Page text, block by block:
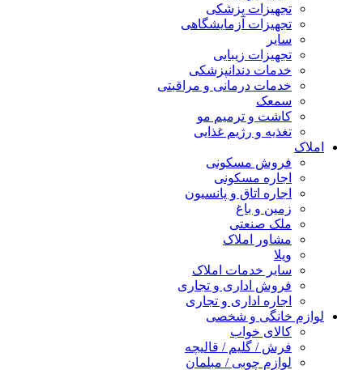
تجهیزات پزشکی
تجهیزات آزمایشگاهی
سایر
تجهیزات زیبایی
خدمات دندانپزشکی
خدمات درمانی و مراقبتی
سمعک
کاشت و ترمیم مو
تغذیه و رژیم غذایی
املاک
فروش مسکونی
اجاره مسکونی
اجاره اتاق و پانسیون
زمین و باغ
ملک صنعتی
مشاور املاک
ویلا
سایر خدمات املاک
فروش اداری و تجاری
اجاره اداری و تجاری
لوازم خانگی و شخصی
کالای خواب
فرش / گلیم / قالیچه
لوازم چوبی / مبلمان